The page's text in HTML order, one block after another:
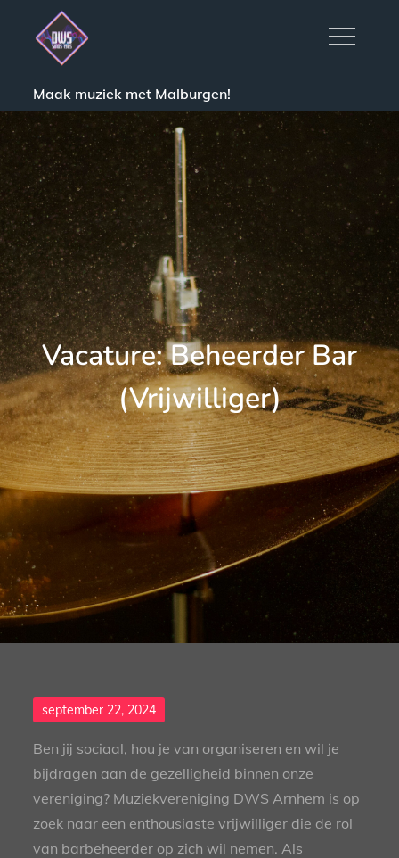
Maak muziek met Malburgen!
Vacature: Beheerder Bar
(Vrijwilliger)
Posted
september 22, 2024
Ben jij sociaal, hou je van organiseren en wil je
bijdragen aan de gezelligheid binnen onze
vereniging? Muziekvereniging DWS Arnhem is op
zoek naar een enthousiaste vrijwilliger die de rol
van barbeheerder op zich wil nemen. Als